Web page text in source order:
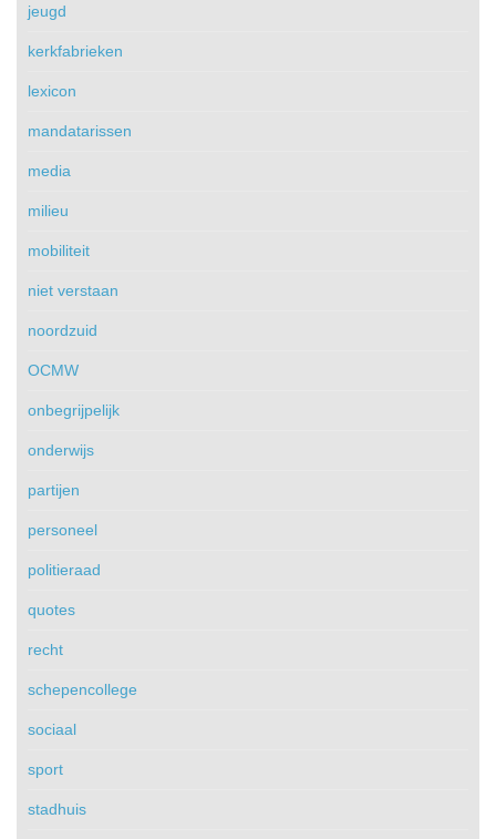
jeugd
kerkfabrieken
lexicon
mandatarissen
media
milieu
mobiliteit
niet verstaan
noordzuid
OCMW
onbegrijpelijk
onderwijs
partijen
personeel
politieraad
quotes
recht
schepencollege
sociaal
sport
stadhuis